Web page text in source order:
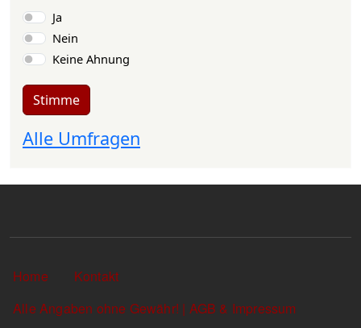
Auswahlmöglichkeiten
Ja
Nein
Keine Ahnung
Stimme
Alle Umfragen
Sekundärlinks
Home
Kontakt
Alle Angaben ohne Gewähr! | AGB & Impressum